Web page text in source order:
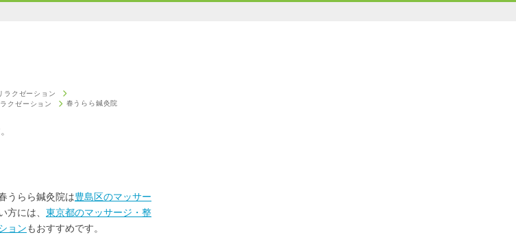
ラクゼーション
クゼーション 春うらら鍼灸院
うらら鍼灸院は豊島区のマッサー
には、 東京都のマッサージ・整
ョンもおすすめです。